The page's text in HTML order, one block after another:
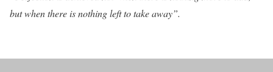
but when there is nothing left to take away”.